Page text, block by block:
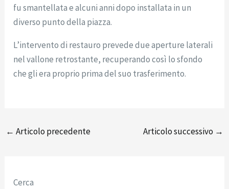
fu smantellata e alcuni anni dopo installata in un
diverso punto della piazza.
L’intervento di restauro prevede due aperture laterali
nel vallone retrostante, recuperando così lo sfondo
che gli era proprio prima del suo trasferimento.
← Articolo precedente Articolo successivo →
Cerca